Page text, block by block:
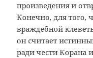
произведения и
Конечно, для того,
враждебной
он считает
ради чести Корана